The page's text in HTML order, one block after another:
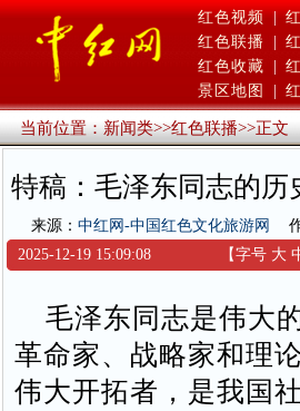
红色视频 |
红色联播
红色收藏
景区地图
当前位置：新闻类>>红色联播>>正文
特稿：毛泽东同志的
来源： 中红网-中国红色文化旅游网
2025-12-19 15:09:08
【字号 大
毛泽东同志是伟大
革命家、战略家和理
伟大开拓者，是我国